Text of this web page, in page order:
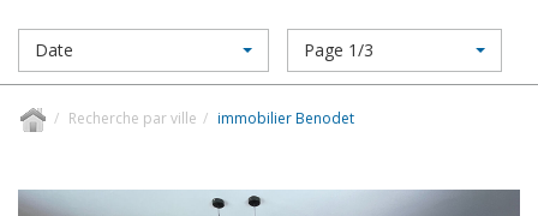
Page 1/3
Date
Recherche par ville immobilier Benodet